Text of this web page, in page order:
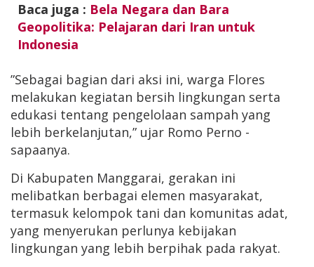
Baca juga : Bela Negara dan Bara
Geopolitika: Pelajaran dari Iran untuk
Indonesia
”Sebagai bagian dari aksi ini, warga Flores
melakukan kegiatan bersih lingkungan serta
edukasi tentang pengelolaan sampah yang
lebih berkelanjutan,” ujar Romo Perno -
sapaanya.
Di Kabupaten Manggarai, gerakan ini
melibatkan berbagai elemen masyarakat,
termasuk kelompok tani dan komunitas adat,
yang menyerukan perlunya kebijakan
lingkungan yang lebih berpihak pada rakyat.